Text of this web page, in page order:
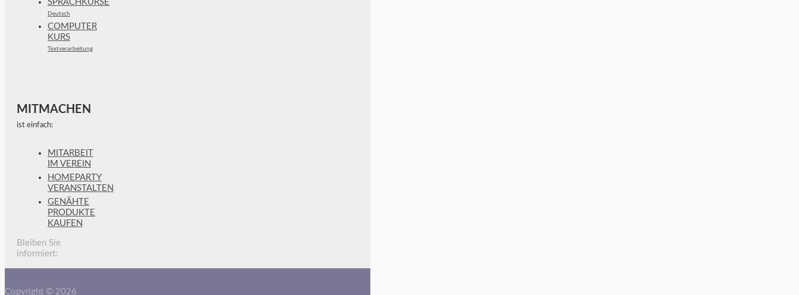
SPRACHKURSE
Deutsch
COMPUTER
KURS
Textverarbeitung
MITMACHEN
ist einfach:
MITARBEIT
IM VEREIN
HOMEPARTY
VERANSTALTEN
GENÄHTE
PRODUKTE
KAUFEN
Bleiben Sie
informiert:
Copyright © 2026